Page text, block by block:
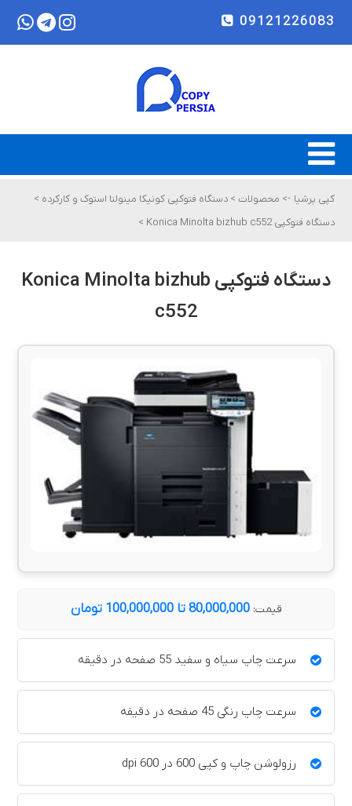
09121226083
کپی پرشیا -> محصولات > دستگاه فتوکپی کونیکا مینولتا استوک و کارکرده >
دستگاه فتوکپی Konica Minolta bizhub c552
>
دستگاه فتوکپی Konica Minolta bizhub
c552
قیمت:80,000,000 تا 100,000,000 تومان
سرعت چاپ سیاه و سفید 55 صفحه در دقیقه
سرعت چاپ رنگی 45 صفحه در دقیقه
رزولوشن چاپ و کپی 600 در 600 dpi